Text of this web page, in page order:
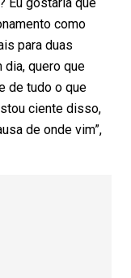
como
para duas
dia, quero que
de tudo o que
ciente disso,
de onde vim”,